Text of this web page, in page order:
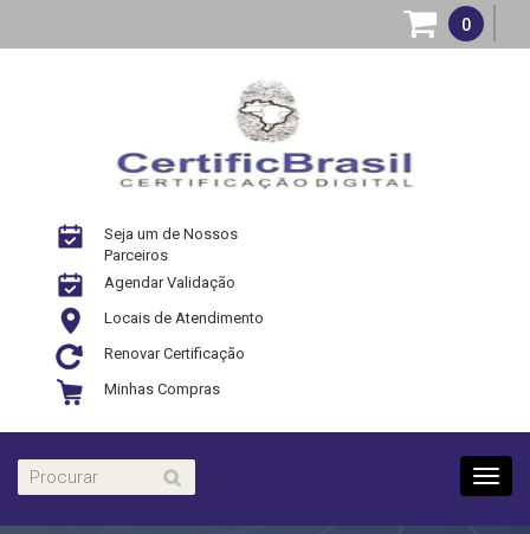
0
Seja um de Nossos
Parceiros
Agendar Validação
Locais de Atendimento
Renovar Certificação
Minhas Compras